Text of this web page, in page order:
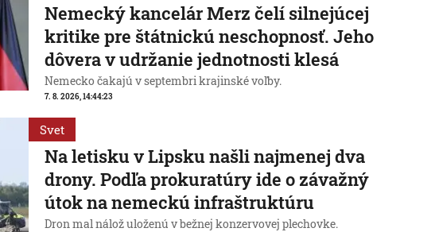
Nemecký kancelár Merz čelí silnejúcej
kritike pre štátnickú neschopnosť. Jeho
dôvera v udržanie jednotnosti klesá
Nemecko čakajú v septembri krajinské voľby.
7. 8. 2026, 14:44:23
Svet
Na letisku v Lipsku našli najmenej dva
drony. Podľa prokuratúry ide o závažný
útok na nemeckú infraštruktúru
Dron mal nálož uloženú v bežnej konzervovej plechovke.